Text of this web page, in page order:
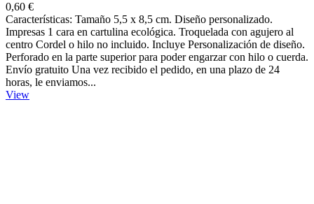
0,60 €
Características: Tamaño 5,5 x 8,5 cm. Diseño personalizado.
Impresas 1 cara en cartulina ecológica. Troquelada con agujero al
centro Cordel o hilo no incluido. Incluye Personalización de diseño.
Perforado en la parte superior para poder engarzar con hilo o cuerda.
Envío gratuito Una vez recibido el pedido, en una plazo de 24
horas, le enviamos...
View